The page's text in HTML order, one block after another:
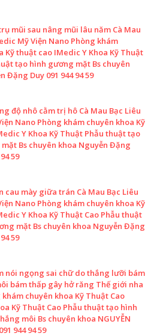
mũi sau nâng mũi lâu năm Cà Mau
Mỹ Viện Nano Phòng khám
Kỹ thuật cao IMedic Y Khoa Kỹ Thuật
tạo hình gương mặt Bs chuyên
Đặng Duy 091 944 94 59
độ nhô cằm trị hô Cà Mau Bạc Liêu
Nano Phòng khám chuyên khoa Kỹ
Y Khoa Kỹ Thuật Phẫu thuật tạo
Bs chuyên khoa Nguyễn Đặng
59
cau mày giữa trán Cà Mau Bạc Liêu
Nano Phòng khám chuyên khoa Kỹ
Y Khoa Kỹ Thuật Cao Phẫu thuật
mặt Bs chuyên khoa Nguyễn Đặng
59
nói ngọng sai chữ do thắng lưỡi bám
bám thấp gây hở răng Thế giới nha
chuyên khoa Kỹ Thuật Cao
Kỹ Thuật Cao Phẫu thuật tạo hình
môi Bs chuyên khoa NGUYỄN
944 94 59